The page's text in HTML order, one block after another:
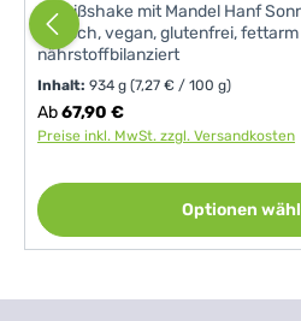
Eiweißshake mit Mandel Hanf
basisch, vegan, glutenfrei,
nährstoffbilanziert
Inhalt:934 g(7,27 € / 100 g)
Regulärer Preis:
Ab67,90 €
Preise inkl. MwSt. zzgl. Versandkosten
Optionen